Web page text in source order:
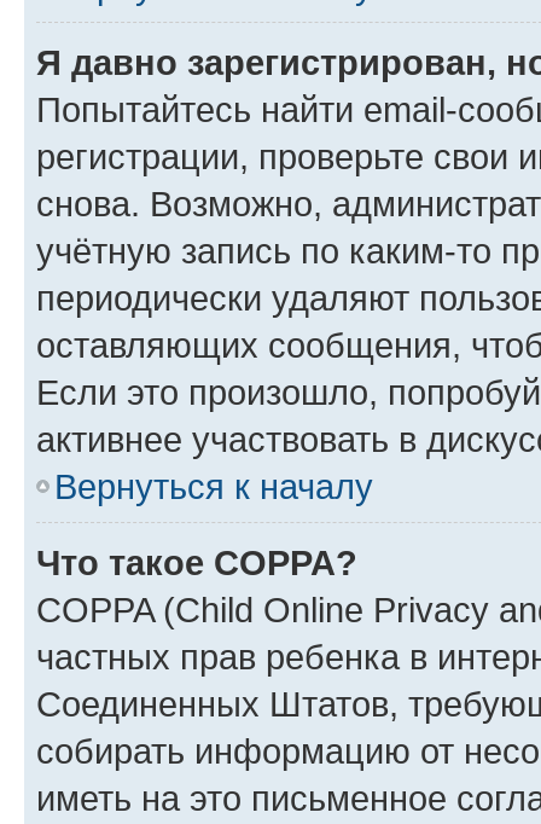
Я давно зарегистрирован,
Попытайтесь найти email-
регистрации, проверьте свои
снова. Возможно,
учётную запись по каким-то
периодически удаляют
оставляющих сообщения,
Если это произошло,
активнее участвовать в
Вернуться к началу
Что такое COPPA?
COPPA (Child Online Privacy
частных прав ребенка в
Соединенных Штатов,
собирать информацию от
иметь на это письменное